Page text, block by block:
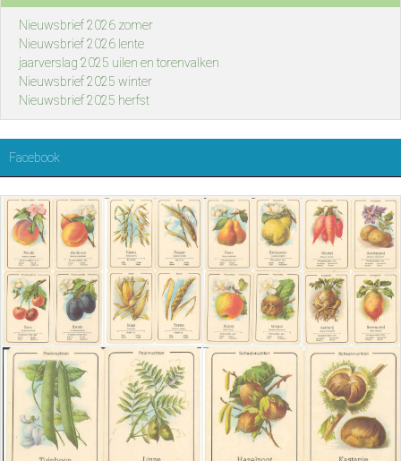
Nieuwsbrief 2026 zomer
Nieuwsbrief 2026 lente
jaarverslag 2025 uilen en torenvalken
Nieuwsbrief 2025 winter
Nieuwsbrief 2025 herfst
Facebook